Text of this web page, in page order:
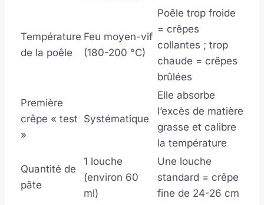
Température
de la poêle
Feu moyen-vif
(180-200 °C)
Poêle trop froide
= crêpes
collantes ; trop
chaude = crêpes
brûlées
Première
crêpe « test
»
Systématique
Elle absorbe
l’excès de matière
grasse et calibre
la température
Quantité de
pâte
1 louche
(environ 60
ml)
Une louche
standard = crêpe
fine de 24-26 cm